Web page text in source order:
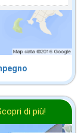
di più!